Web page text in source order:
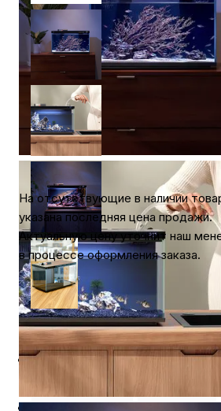
Умный дом и
Автомобильные
Сервисный центр
Подарочные
На отсутствующие в наличии
указана последняя цена продажи.
Актуальную цену уточнит наш
в процессе оформления заказа.
Описание ⭐️ Отзывы о